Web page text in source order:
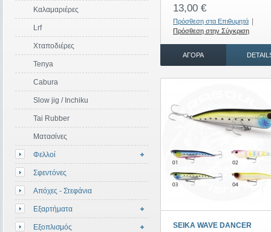
13,00 €
Πρόσθεση στα Επιθυμητά
Πρόσθεση στην Σύγκριση
ΑΓΟΡΆ
SEIKA WAVE DANCER
Καλαμαριέρες
Lrf
Χταποδιέρες
Tenya
Cabura
Slow jig / Ιnchiku
Tai Rubber
Ματασίνες
Φελλοί
Σφεντόνες
Απόχες - Στεφάνια
Εξαρτήματα
Εξοπλισμός